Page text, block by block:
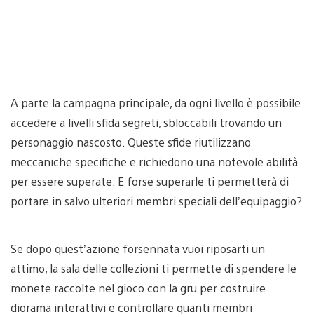
A parte la campagna principale, da ogni livello è possibile
accedere a livelli sfida segreti, sbloccabili trovando un
personaggio nascosto. Queste sfide riutilizzano
meccaniche specifiche e richiedono una notevole abilità
per essere superate. E forse superarle ti permetterà di
portare in salvo ulteriori membri speciali dell’equipaggio?
Se dopo quest’azione forsennata vuoi riposarti un
attimo, la sala delle collezioni ti permette di spendere le
monete raccolte nel gioco con la gru per costruire
diorama interattivi e controllare quanti membri